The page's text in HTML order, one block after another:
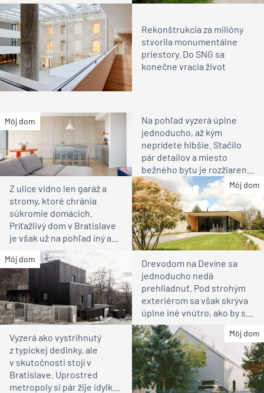
Rekonštrukcia za milióny
stvorila monumentálne
priestory. Do SNG sa
konečne vracia život
Môj dom
Na pohľad vyzerá úplne
jednoducho, až kým
neprídete hlbšie. Stačilo
pár detailov a miesto
bežného bytu je rozžiarené
bývanie pre rodinu
Môj dom
Z ulice vidno len garáž a
stromy, ktoré chránia
súkromie domácich.
Príťažlivý dom v Bratislave
je však už na pohľad iný ako
susedia
Môj dom
Drevodom na Devíne sa
jednoducho nedá
prehliadnuť. Pod strohým
exteriérom sa však skrýva
úplne iné vnútro, ako by ste
čakali
Môj dom
Vyzerá ako vystrihnutý
z typickej dedinky, ale
v skutočnosti stojí v
Bratislave. Uprostred
metropoly si pár žije idylku